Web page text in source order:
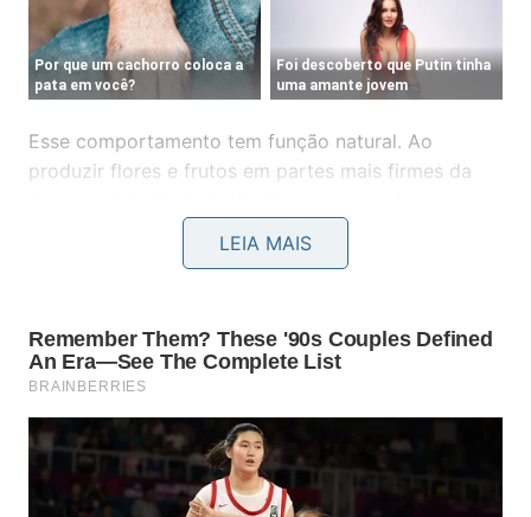
Esse comportamento tem função natural. Ao
produzir flores e frutos em partes mais firmes da
polinizadores e animais que ajudam na dispersão
das sementes. A caulifloria também permite
LEIA MAIS